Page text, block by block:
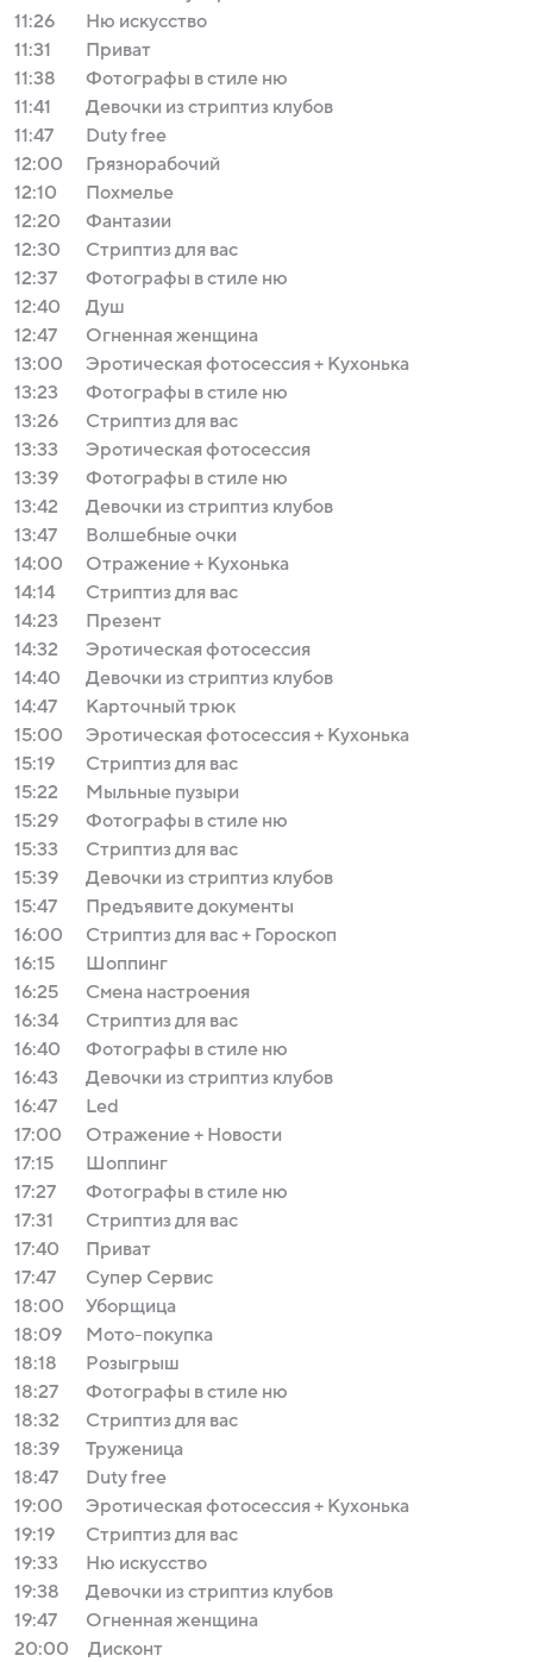
11:26
Ню искусство
11:31
Приват
11:38
Фотографы в стиле ню
11:41
Девочки из стриптиз клубов
11:47
Duty free
12:00
Грязнорабочий
12:10
Похмелье
12:20
Фантазии
12:30
Стриптиз для вас
12:37
Фотографы в стиле ню
12:40
Душ
12:47
Огненная женщина
13:00
Эротическая фотосессия + Кухонька
13:23
Фотографы в стиле ню
13:26
Стриптиз для вас
13:33
Эротическая фотосессия
13:39
Фотографы в стиле ню
13:42
Девочки из стриптиз клубов
13:47
Волшебные очки
14:00
Отражение + Кухонька
14:14
Стриптиз для вас
14:23
Презент
14:32
Эротическая фотосессия
14:40
Девочки из стриптиз клубов
14:47
Карточный трюк
15:00
Эротическая фотосессия + Кухонька
15:19
Стриптиз для вас
15:22
Мыльные пузыри
15:29
Фотографы в стиле ню
15:33
Стриптиз для вас
15:39
Девочки из стриптиз клубов
15:47
Предъявите документы
16:00
Стриптиз для вас + Гороскоп
16:15
Шоппинг
16:25
Смена настроения
16:34
Стриптиз для вас
16:40
Фотографы в стиле ню
16:43
Девочки из стриптиз клубов
16:47
Led
17:00
Отражение + Новости
17:15
Шоппинг
17:27
Фотографы в стиле ню
17:31
Стриптиз для вас
17:40
Приват
17:47
Супер Сервис
18:00
Уборщица
18:09
Мото-покупка
18:18
Розыгрыш
18:27
Фотографы в стиле ню
18:32
Стриптиз для вас
18:39
Труженица
18:47
Duty free
19:00
Эротическая фотосессия + Кухонька
19:19
Стриптиз для вас
19:33
Ню искусство
19:38
Девочки из стриптиз клубов
19:47
Огненная женщина
20:00
Дисконт